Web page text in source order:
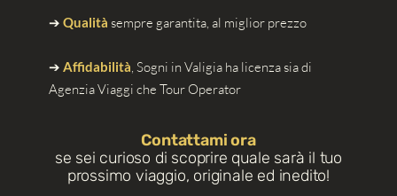
➔ Qualità sempre garantita, al miglior prezzo
➔ Affidabilità, Sogni in Valigia ha licenza sia di
Agenzia Viaggi che Tour Operator
Contattami ora
se sei curioso di scoprire quale sarà il tuo
prossimo viaggio, originale ed inedito!